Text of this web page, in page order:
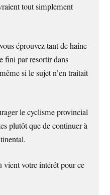
tout simplement
éprouvez tant de haine
fini par resortir dans
si le sujet n’en traitait
le cyclisme provincial
plutôt que de continuer à
vient votre intérêt pour ce